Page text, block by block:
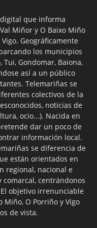
que informa
Miñor y O Baixo Miño
Geográficamente
los municipios
Tui, Gondomar, Baiona,
así a un público
Telemariñas se
colectivos de la
noticias de
ocio...). Nacida en
dar un poco de
información local.
se diferencia de
están orientados en
regional, nacional e
centrándonos
objetivo irrenunciable
Miño, O Porriño y Vigo
de vista.